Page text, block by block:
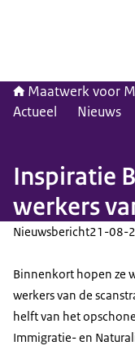
Maatwerk voor
Actueel
Nieuws
Inspiratie
werkers
Nieuwsbericht21-08-
Binnenkort hopen ze
werkers van de
helft van het
Immigratie- en